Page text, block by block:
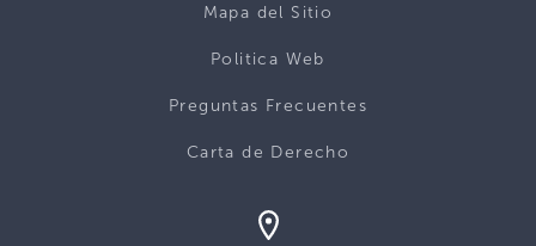
Mapa del Sitio
Politica Web
Preguntas Frecuentes
Carta de Derecho